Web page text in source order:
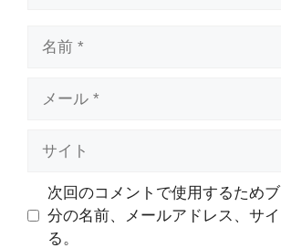
次回のコメントで使用するため
分の名前、メールアドレス、サ
る。